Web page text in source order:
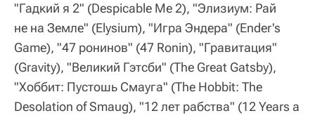
"Гадкий я 2" (Despicable Me 2), "Элизиум: Рай
не на Земле" (Elysium), "Игра Эндера" (Ender's
Game), "47 ронинов" (47 Ronin), "Гравитация"
(Gravity), "Великий Гэтсби" (The Great Gatsby),
"Хоббит: Пустошь Смауга" (The Hobbit: The
Desolation of Smaug), "12 лет рабства" (12 Years a